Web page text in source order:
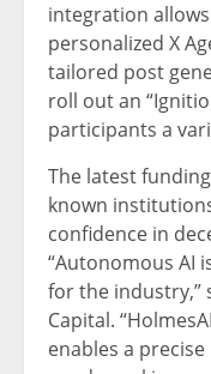
integration
personalized X
tailored post
roll out an
participants a
The latest
known
confidence in
“Autonomous AI
for the industry,”
Capital.
enables a